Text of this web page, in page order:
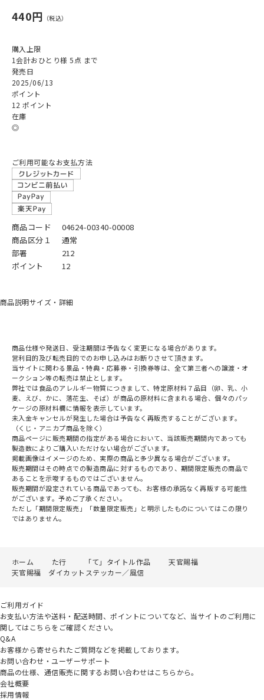
440円
購入上限
1会計おひとり様 5点 まで
発売日
2025/06/13
ポイント
12 ポイント
在庫
◎
ご利用可能なお支払方法
商品コード
04624-00340-00008
商品区分１
通常
部署
212
ポイント
12
商品説明サイズ・詳細
商品仕様や発送日、受注期間は予告なく変更になる場合があります。
営利目的及び転売目的でのお申し込みはお断りさせて頂きます。
当サイトに関わる景品・特典・応募券・引換券等は、全て第三者への譲渡・オ
ークション等の転売は禁止とします。
弊社では食品のアレルギー物質につきまして、特定原材料７品目（卵、乳、小
麦、えび、かに、落花生、そば）が商品の原材料に含まれる場合、個々のパッ
ケージの原材料欄に情報を表示しています。
未入金キャンセルが発生した場合は予告なく再販売することがございます。
（くじ・アニカプ商品を除く）
商品ページに販売期間の指定がある場合において、当該販売期間内であっても
製造数によりご購入いただけない場合がございます。
掲載画像はイメージのため、実際の商品と多少異なる場合がございます。
販売期間はその時点での製造商品に対するものであり、期間限定販売の商品で
あることを示唆するものではございません。
販売期間が設定されている商品であっても、お客様の承諾なく再販する可能性
がございます。予めご了承ください。
ただし「期間限定販売」「数量限定販売」と明示したものについてはこの限り
ではありません。
ホーム た行 「て」タイトル作品
天官賜福
天官賜福 ダイカットステッカー／風信
ご利用ガイド
お支払い方法や送料・配送時間、ポイントについてなど、当サイトのご利用に
関してはこちらをご確認ください。
Q&A
お客様から寄せられたご質問などを掲載しております。
お問い合わせ・ユーザーサポート
商品の仕様、通信販売に関するお問い合わせはこちらから。
会社概要
採用情報